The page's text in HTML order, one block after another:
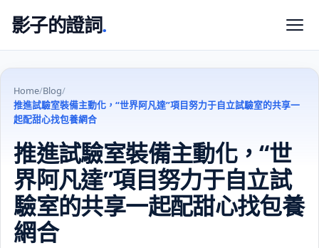
影子的證詞.
Home/Blog/
推進試驗室裝備主動化，“世界阿凡達”項目努力于自立試驗室的共享一
起配甜心找包養網合
推進試驗室裝備主動化，“世
界阿凡達”項目努力于自立試
驗室的共享一起配甜心找包養
網合